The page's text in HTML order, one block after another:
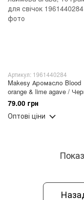
Артикул: 1961440284
Makesy Аромасло Blood
orange & lime agave /
апельсин + лаймова
грамів для свічок
79.00 грн
Оптові ціни